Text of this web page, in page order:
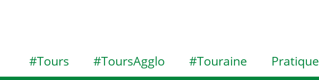
#Tours #ToursAgglo #Touraine Pratique